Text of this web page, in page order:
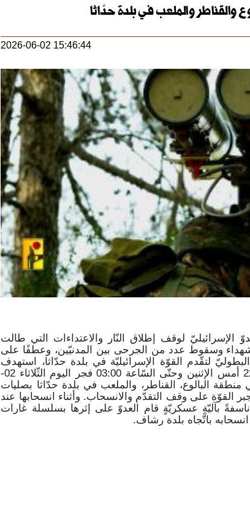
والقناطر والملعب في بلدة حدّاثا
2026-06-02 15:46:44
الإسرائيليّ لوقف إطلاق النّار والاعتداءات التي طالت
وسقوط عدد من الجرحى بين المدنيّين، وعطفًا على
البطوليّ لتقّدم القوّة الإسرائيليّة في بلدة حدّاثا، استهدف
مجاهدو المقاومة الإسلاميّة من السّاعة 22:00 أمس الإثنين وحتّى السّاعة 03:00 فجر اليوم الثّلاثاء 02-
في منطقة البالوع، القناطر، والملعب في بلدة حدّاثا بصليات
القوّة على وقف التقدّم والانسحاب. وأثناء انسحابها عند
عبوةً ناسفةً بآليّةٍ عسكريّةٍ قام العدوّ على إثرها بسلسلة غارات
باتّجاه بلدة رشاف.